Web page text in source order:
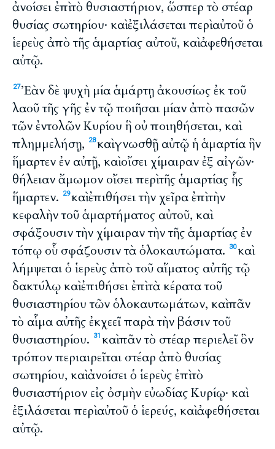
ἀνοίσει ἐπὶ τὸ θυσιαστήριον, ὥσπερ τὸ στέαρ
θυσίας σωτηρίου· καὶ ἐξιλάσεται περὶ αὐτοῦ ὁ
ἱερεὺς ἀπὸ τῆς ἁμαρτίας αὐτοῦ, καὶ ἀφεθήσεται
αὐτῷ.
27Ἐὰν δὲ ψυχὴ μία ἁμάρτῃ ἀκουσίως ἐκ τοῦ
λαοῦ τῆς γῆς ἐν τῷ ποιῆσαι μίαν ἀπὸ πασῶν
τῶν ἐντολῶν Κυρίου ἣ οὐ ποιηθήσεται, καὶ
πλημμελήσῃ,
28καὶ γνωσθῇ αὐτῷ ἡ ἁμαρτία ἣν
ἥμαρτεν ἐν αὐτῇ, καὶ οἴσει χίμαιραν ἐξ αἰγῶν·
θήλειαν ἄμωμον οἴσει περὶ τῆς ἁμαρτίας ἧς
ἥμαρτεν.
29καὶ ἐπιθήσει τὴν χεῖρα ἐπὶ τὴν
κεφαλὴν τοῦ ἁμαρτήματος αὐτοῦ, καὶ
σφάξουσιν τὴν χίμαιραν τὴν τῆς ἁμαρτίας ἐν
τόπῳ οὗ σφάζουσιν τὰ ὁλοκαυτώματα.
30καὶ
λήμψεται ὁ ἱερεὺς ἀπὸ τοῦ αἵματος αὐτῆς τῷ
δακτύλῳ καὶ ἐπιθήσει ἐπὶ τὰ κέρατα τοῦ
θυσιαστηρίου τῶν ὁλοκαυτωμάτων, καὶ πᾶν
τὸ αἷμα αὐτῆς ἐκχεεῖ παρὰ τὴν βάσιν τοῦ
θυσιαστηρίου.
31 καὶ πᾶν τὸ στέαρ περιελεῖ ὃν
τρόπον περιαιρεῖται στέαρ ἀπὸ θυσίας
σωτηρίου, καὶ ἀνοίσει ὁ ἱερεὺς ἐπὶ τὸ
θυσιαστήριον εἰς ὀσμὴν εὐωδίας Κυρίῳ· καὶ
ἐξιλάσεται περὶ αὐτοῦ ὁ ἱερεύς, καὶ ἀφεθήσεται
αὐτῷ.